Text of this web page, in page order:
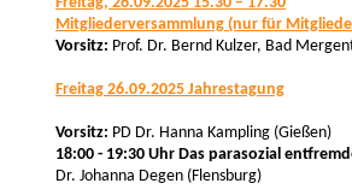
Mitgliederversammlung (nur für
Vorsitz: Prof. Dr. Bernd Kulzer, Bad
Freitag 26.09.2025 Jahrestagung
Vorsitz: PD Dr. Hanna Kampling (Gießen)
18:00 - 19:30 Uhr Das parasozial
Dr. Johanna Degen (Flensburg)